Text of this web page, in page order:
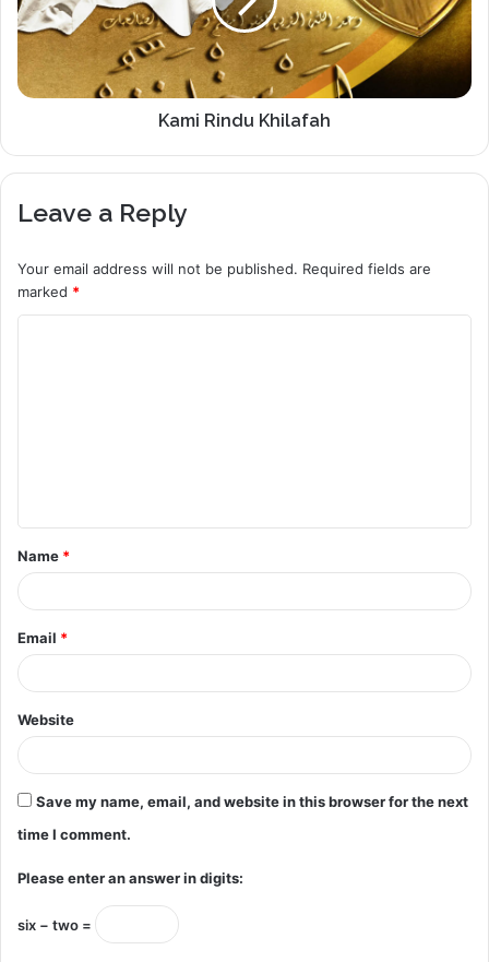
Kami Rindu Khilafah
Leave a Reply
Your email address will not be published. Required fields are
marked *
t
*
Name *
Email *
Website
Save my name, email, and website in this browser for the next
time I comment.
Please enter an answer in digits:
six − two =